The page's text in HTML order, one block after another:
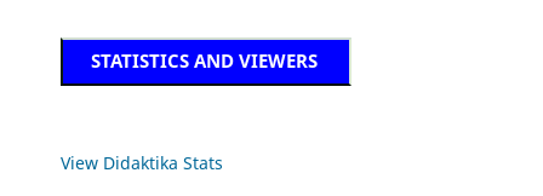
STATISTICS AND VIEWERS
View Didaktika Stats